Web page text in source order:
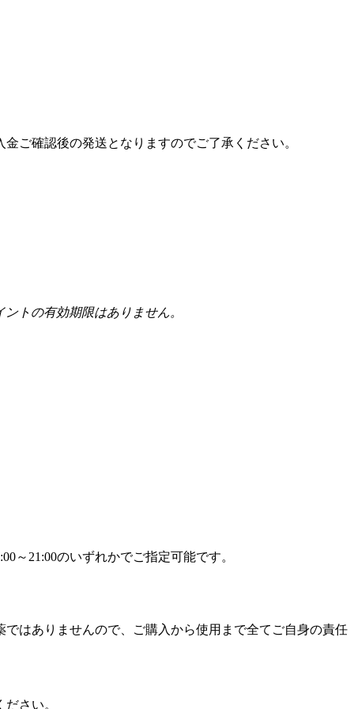
ご確認後の発送となりますのでご了承ください。
トの有効期限はありません。
～21:00のいずれかでご指定可能です。
はありませんので、ご購入から使用まで全てご自身の責任
さい。